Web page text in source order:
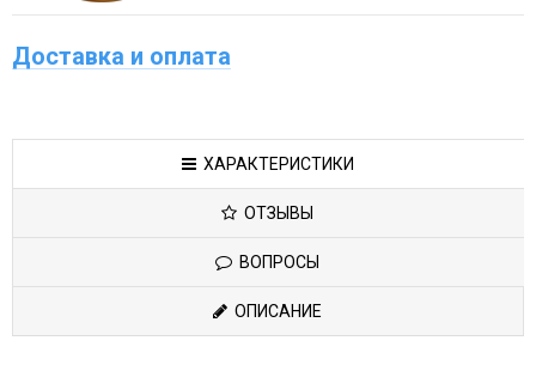
Доставка и оплата
ХАРАКТЕРИСТИКИ
ОТЗЫВЫ
ВОПРОСЫ
ОПИСАНИЕ